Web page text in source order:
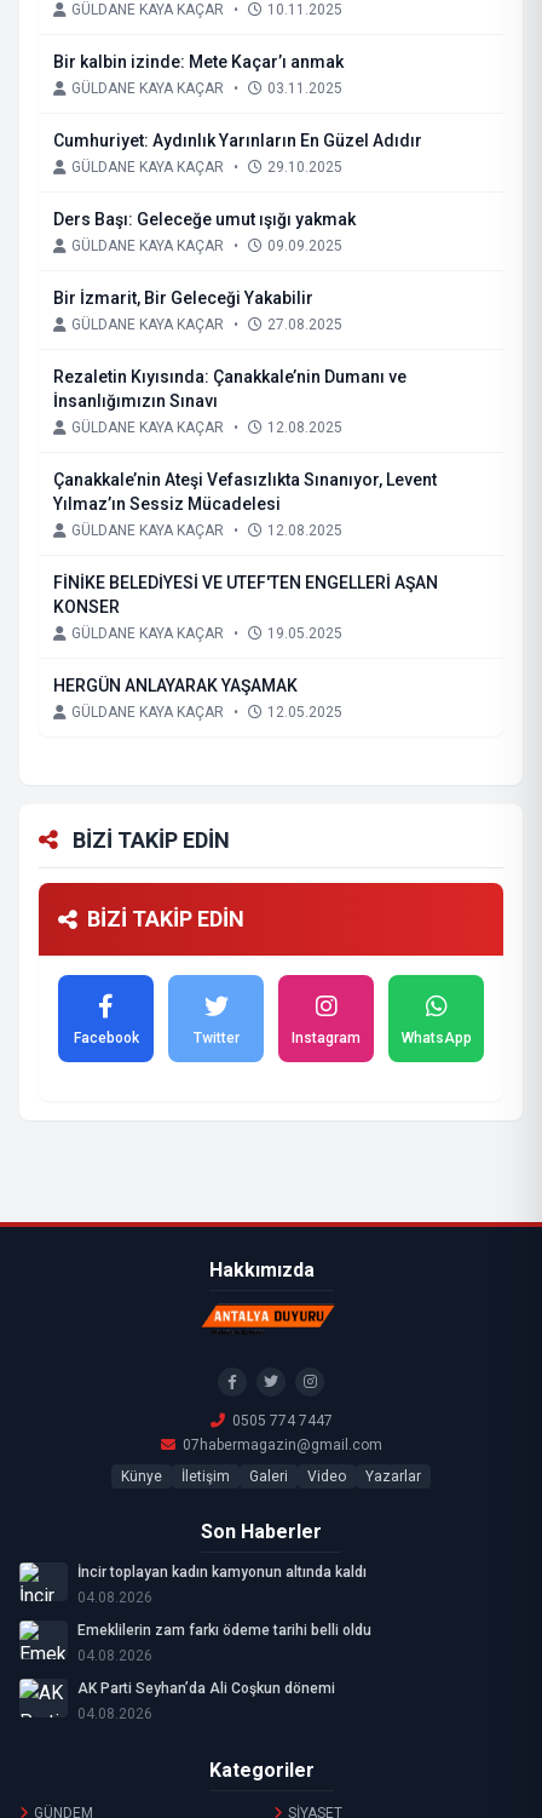
GÜLDANE KAYA KAÇAR • 10.11.2025
Bir kalbin izinde: Mete Kaçar’ı anmak
GÜLDANE KAYA KAÇAR • 03.11.2025
Cumhuriyet: Aydınlık Yarınların En Güzel Adıdır
GÜLDANE KAYA KAÇAR • 29.10.2025
Ders Başı: Geleceğe umut ışığı yakmak
GÜLDANE KAYA KAÇAR • 09.09.2025
Bir İzmarit, Bir Geleceği Yakabilir
GÜLDANE KAYA KAÇAR • 27.08.2025
Rezaletin Kıyısında: Çanakkale’nin Dumanı ve
İnsanlığımızın Sınavı
GÜLDANE KAYA KAÇAR • 12.08.2025
Çanakkale’nin Ateşi Vefasızlıkta Sınanıyor, Levent
Yılmaz’ın Sessiz Mücadelesi
GÜLDANE KAYA KAÇAR • 12.08.2025
FİNİKE BELEDİYESİ VE UTEF'TEN ENGELLERİ AŞAN
KONSER
GÜLDANE KAYA KAÇAR • 19.05.2025
HERGÜN ANLAYARAK YAŞAMAK
GÜLDANE KAYA KAÇAR • 12.05.2025
BİZİ TAKİP EDİN
BİZİ TAKİP EDİN
Facebook Twitter Instagram WhatsApp
Hakkımızda
0505 774 7447
07habermagazin@gmail.com
Künye
İletişim Galeri Video Yazarlar
Son Haberler
İncir toplayan kadın kamyonun altında kaldı
04.08.2026
Emeklilerin zam farkı ödeme tarihi belli oldu
04.08.2026
AK Parti Seyhan’da Ali Coşkun dönemi
04.08.2026
Kategoriler
GÜNDEM SİYASET